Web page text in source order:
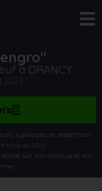
à DRANCY
2023
typologies et répartition
(Voir nos CGU)
sur son adresse et non